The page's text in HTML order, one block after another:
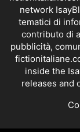
network
tematici di
contributo di
pubblicità,
inside the
releases and